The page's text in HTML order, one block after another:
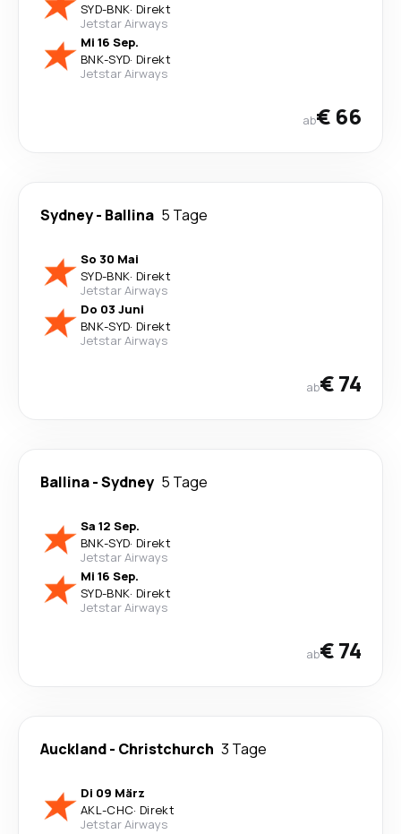
SYD-BNK· Direkt
Jetstar Airways
Mi 16 Sep.
BNK-SYD· Direkt
Jetstar Airways
ab€ 66
Sydney- Ballina 5 Tage
So 30 Mai
SYD-BNK· Direkt
Jetstar Airways
Do 03 Juni
BNK-SYD· Direkt
Jetstar Airways
ab€ 74
Ballina-Sydney 5 Tage
Sa 12 Sep.
BNK-SYD· Direkt
Jetstar Airways
Mi 16 Sep.
SYD-BNK· Direkt
Jetstar Airways
ab€ 74
Auckland- Christchurch 3 Tage
Di 09 März
AKL-CHC· Direkt
Jetstar Airways